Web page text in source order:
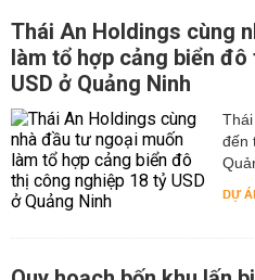
Thái An Holdings cùng
làm tổ hợp cảng biển
USD ở Quảng Ninh
đến
DỰ